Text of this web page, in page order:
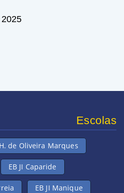
Escolas
de Oliveira Marques
EB JI Caparide
EB JI Manique